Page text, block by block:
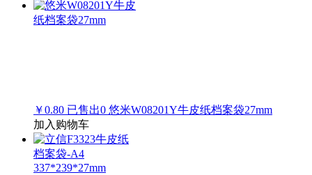
￥0.80 已售出0 悠米W08201Y牛皮纸档案袋27mm
加入购物车